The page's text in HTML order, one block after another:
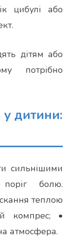
цибулі або
дітям або
потрібно
у дитини:
сильнішими
болю.
теплою
компрес; •
атмосфера.